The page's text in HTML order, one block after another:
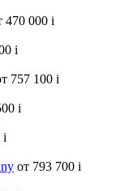
470 000 i
i
757 100 i
i
i
от 793 700 i